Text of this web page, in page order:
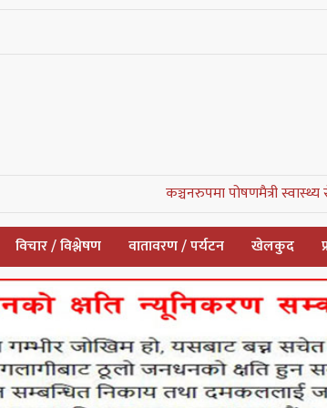
कञ्चनरुपमा पोषणमैत्री स्वास्थ्य सेवाको
विचार / विश्लेषण वातावरण / पर्यटन खेलकुद